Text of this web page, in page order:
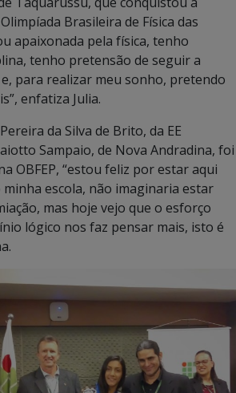
Brasileira de Física das
apaixonada pela física, tenho
tenho pretensão de seguir a
para realizar meu sonho, pretendo
enfatiza Julia.
da Silva de Brito, da EE
Sampaio, de Nova Andradina, foi
OBFEP, “estou feliz por estar aqui
escola, não imaginaria estar
mas hoje vejo que o esforço
lógico nos faz pensar mais, isto é